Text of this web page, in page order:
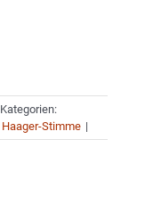
Kategorien:
Haager-Stimme |